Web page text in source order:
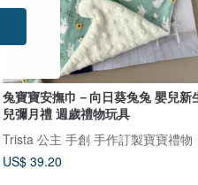
兔寶寶安撫巾－向日葵兔兔 嬰兒新
兒彌月禮 週歲禮物玩具
Trista 公主 手創 手作訂製寶寶禮物
US$ 39.20